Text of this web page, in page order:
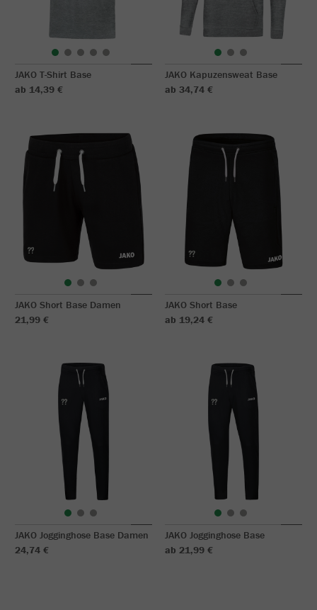
JAKO T-Shirt Base
ab 14,39 €
JAKO Kapuzensweat Base
ab 34,74 €
JAKO Short Base Damen
21,99 €
JAKO Short Base
ab 19,24 €
JAKO Jogginghose Base Damen
24,74 €
JAKO Jogginghose Base
ab 21,99 €